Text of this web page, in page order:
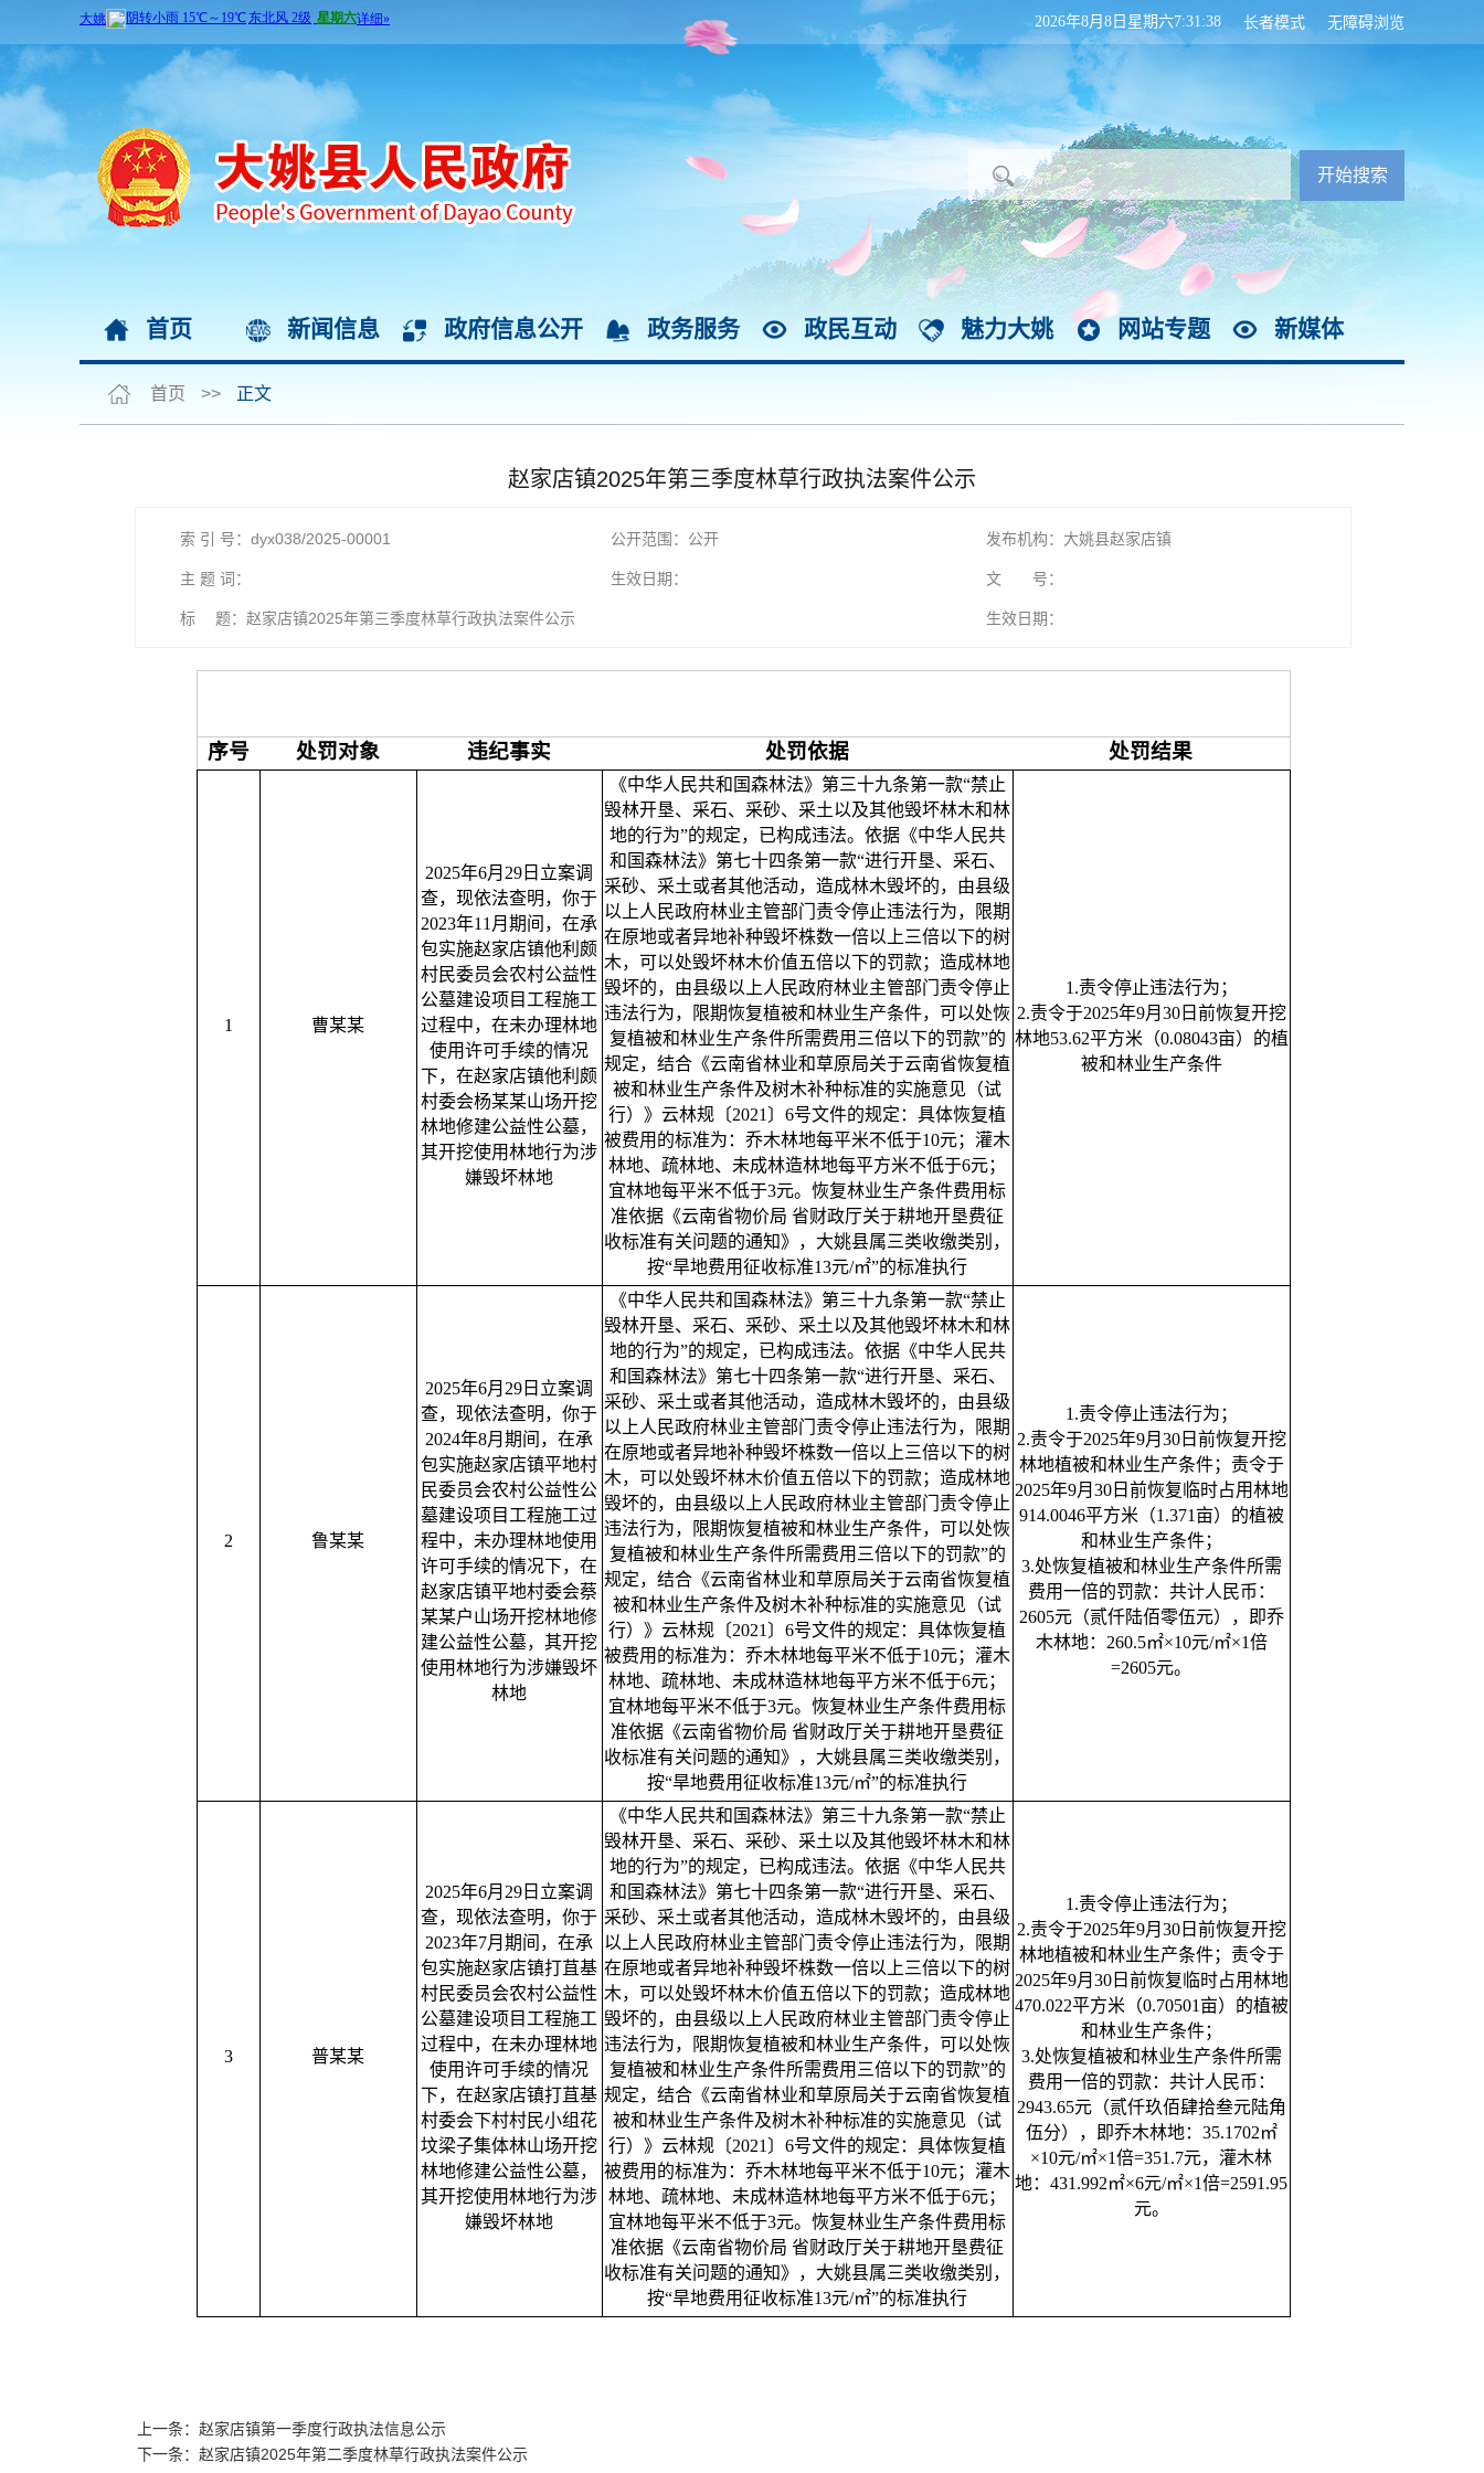
无障碍浏览
长者模式
2026年8月8日星期六7:31:39
首页 新闻信息 政府信息公开 政务服务 政民互动 魅力大姚 网站专题 新媒体
首页 >> 正文
赵家店镇2025年第三季度林草行政执法案件公示
索 引 号：dyx038/2025-00001 公开范围：公开 发布机构：大姚县赵家店镇
主 题 词： 生效日期： 文 号：
标 题：赵家店镇2025年第三季度林草行政执法案件公示 生效日期：
序号 处罚对象 违纪事实 处罚依据 处罚结果
1 曹某某
2025年6月29日立案调
查，现依法查明，你于
2023年11月期间，在承
包实施赵家店镇他利颇
村民委员会农村公益性
公墓建设项目工程施工
过程中，在未办理林地
使用许可手续的情况
下，在赵家店镇他利颇
村委会杨某某山场开挖
林地修建公益性公墓，
其开挖使用林地行为涉
嫌毁坏林地
《中华人民共和国森林法》第三十九条第一款“禁止
毁林开垦、采石、采砂、采土以及其他毁坏林木和林
地的行为”的规定，已构成违法。依据《中华人民共
和国森林法》第七十四条第一款“进行开垦、采石、
采砂、采土或者其他活动，造成林木毁坏的，由县级
以上人民政府林业主管部门责令停止违法行为，限期
在原地或者异地补种毁坏株数一倍以上三倍以下的树
木，可以处毁坏林木价值五倍以下的罚款；造成林地
毁坏的，由县级以上人民政府林业主管部门责令停止
违法行为，限期恢复植被和林业生产条件，可以处恢
复植被和林业生产条件所需费用三倍以下的罚款”的
规定，结合《云南省林业和草原局关于云南省恢复植
被和林业生产条件及树木补种标准的实施意见（试
行）》云林规〔2021〕6号文件的规定：具体恢复植
被费用的标准为：乔木林地每平米不低于10元；灌木
林地、疏林地、未成林造林地每平方米不低于6元；
宜林地每平米不低于3元。恢复林业生产条件费用标
准依据《云南省物价局 省财政厅关于耕地开垦费征
收标准有关问题的通知》，大姚县属三类收缴类别，
按“旱地费用征收标准13元/㎡”的标准执行
1.责令停止违法行为；
2.责令于2025年9月30日前恢复开挖
林地53.62平方米（0.08043亩）的植
被和林业生产条件
2 鲁某某
2025年6月29日立案调
查，现依法查明，你于
2024年8月期间，在承
包实施赵家店镇平地村
民委员会农村公益性公
墓建设项目工程施工过
程中，未办理林地使用
许可手续的情况下，在
赵家店镇平地村委会蔡
某某户山场开挖林地修
建公益性公墓，其开挖
使用林地行为涉嫌毁坏
林地
《中华人民共和国森林法》第三十九条第一款“禁止
毁林开垦、采石、采砂、采土以及其他毁坏林木和林
地的行为”的规定，已构成违法。依据《中华人民共
和国森林法》第七十四条第一款“进行开垦、采石、
采砂、采土或者其他活动，造成林木毁坏的，由县级
以上人民政府林业主管部门责令停止违法行为，限期
在原地或者异地补种毁坏株数一倍以上三倍以下的树
木，可以处毁坏林木价值五倍以下的罚款；造成林地
毁坏的，由县级以上人民政府林业主管部门责令停止
违法行为，限期恢复植被和林业生产条件，可以处恢
复植被和林业生产条件所需费用三倍以下的罚款”的
规定，结合《云南省林业和草原局关于云南省恢复植
被和林业生产条件及树木补种标准的实施意见（试
行）》云林规〔2021〕6号文件的规定：具体恢复植
被费用的标准为：乔木林地每平米不低于10元；灌木
林地、疏林地、未成林造林地每平方米不低于6元；
宜林地每平米不低于3元。恢复林业生产条件费用标
准依据《云南省物价局 省财政厅关于耕地开垦费征
收标准有关问题的通知》，大姚县属三类收缴类别，
按“旱地费用征收标准13元/㎡”的标准执行
1.责令停止违法行为；
2.责令于2025年9月30日前恢复开挖
林地植被和林业生产条件；责令于
2025年9月30日前恢复临时占用林地
914.0046平方米（1.371亩）的植被
和林业生产条件；
3.处恢复植被和林业生产条件所需
费用一倍的罚款：共计人民币：
2605元（贰仟陆佰零伍元），即乔
木林地：260.5㎡×10元/㎡×1倍
=2605元。
3 普某某
2025年6月29日立案调
查，现依法查明，你于
2023年7月期间，在承
包实施赵家店镇打苴基
村民委员会农村公益性
公墓建设项目工程施工
过程中，在未办理林地
使用许可手续的情况
下，在赵家店镇打苴基
村委会下村村民小组花
坟梁子集体林山场开挖
林地修建公益性公墓，
其开挖使用林地行为涉
嫌毁坏林地
《中华人民共和国森林法》第三十九条第一款“禁止
毁林开垦、采石、采砂、采土以及其他毁坏林木和林
地的行为”的规定，已构成违法。依据《中华人民共
和国森林法》第七十四条第一款“进行开垦、采石、
采砂、采土或者其他活动，造成林木毁坏的，由县级
以上人民政府林业主管部门责令停止违法行为，限期
在原地或者异地补种毁坏株数一倍以上三倍以下的树
木，可以处毁坏林木价值五倍以下的罚款；造成林地
毁坏的，由县级以上人民政府林业主管部门责令停止
违法行为，限期恢复植被和林业生产条件，可以处恢
复植被和林业生产条件所需费用三倍以下的罚款”的
规定，结合《云南省林业和草原局关于云南省恢复植
被和林业生产条件及树木补种标准的实施意见（试
行）》云林规〔2021〕6号文件的规定：具体恢复植
被费用的标准为：乔木林地每平米不低于10元；灌木
林地、疏林地、未成林造林地每平方米不低于6元；
宜林地每平米不低于3元。恢复林业生产条件费用标
准依据《云南省物价局 省财政厅关于耕地开垦费征
收标准有关问题的通知》，大姚县属三类收缴类别，
按“旱地费用征收标准13元/㎡”的标准执行
1.责令停止违法行为；
2.责令于2025年9月30日前恢复开挖
林地植被和林业生产条件；责令于
2025年9月30日前恢复临时占用林地
470.022平方米（0.70501亩）的植被
和林业生产条件；
3.处恢复植被和林业生产条件所需
费用一倍的罚款：共计人民币：
2943.65元（贰仟玖佰肆拾叁元陆角
伍分），即乔木林地：35.1702㎡
×10元/㎡×1倍=351.7元，灌木林
地：431.992㎡×6元/㎡×1倍=2591.95
元。
上一条：赵家店镇第一季度行政执法信息公示
下一条：赵家店镇2025年第二季度林草行政执法案件公示